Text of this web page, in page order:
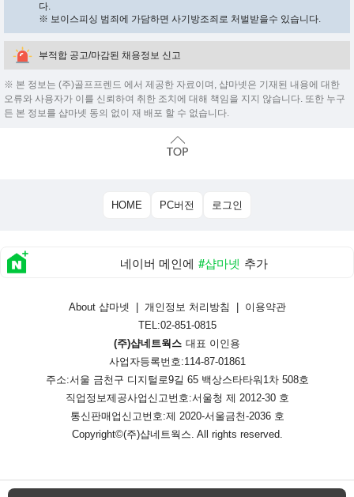
다.
※ 보이스피싱 범죄에 가담하면 사기방조죄로 처벌받을수 있습니다.
부적합 공고/마감된 채용정보 신고
※ 본 정보는 (주)골프프렌드 에서 제공한 자료이며, 샵마넷은 기재된 내용에 대한
오류와 사용자가 이를 신뢰하여 취한 조치에 대해 책임을 지지 않습니다. 또한 누구
든 본 정보를 샵마넷 동의 없이 재 배포 할 수 없습니다.
HOME PC버전 로그인
네이버 메인에 #샵마넷 추가
About 샵마넷 개인정보 처리방침
이용약관
TEL:02-851-0815
(주)샵네트웍스 대표 이인용
사업자등록번호:114-87-01861
주소:서울 금천구 디지털로9길 65 백상스타타워1차 508호
직업정보제공사업신고번호:서울청 제 2012-30 호
통신판매업신고번호:제 2020-서울금천-2036 호
Copyright©(주)샵네트웍스. All rights reserved.